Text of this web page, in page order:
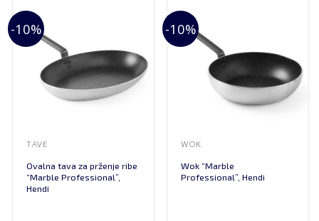
-10%
TAVE
Ovalna tava za prženje ribe
“Marble Professional”,
Hendi
-10%
WOK
Wok “Marble
Professional”, Hendi